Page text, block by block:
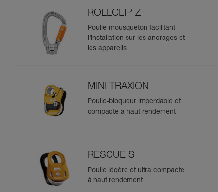
ROLLCLIP Z
Poulie-mousqueton facilitant
l’installation sur les ancrages et
les appareils
MINI TRAXION
Poulie-bloqueur imperdable et
compacte à haut rendement
RESCUE S
Poulie légère et ultra compacte
à haut rendement